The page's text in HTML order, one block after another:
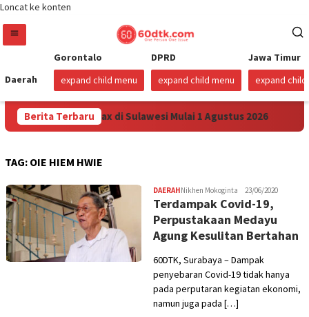
Loncat ke konten
Daerah
Gorontalo
expand child menu
DPRD
expand child menu
Jawa Timur
expand child
Berita Terbaru
Harga Pertamax di Sulawesi Mulai 1 Agustus 2026
TAG: OIE HIEM HWIE
DAERAHNikhen Mokoginta 23/06/2020
Terdampak Covid-19,
Perpustakaan Medayu
Agung Kesulitan Bertahan
60DTK, Surabaya – Dampak
penyebaran Covid-19 tidak hanya
pada perputaran kegiatan ekonomi,
namun juga pada […]